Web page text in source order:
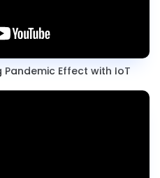
Effect with IoT